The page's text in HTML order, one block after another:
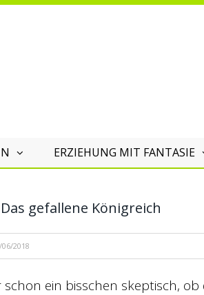
ERZIEHUNG MIT FANTASIE
gefallene Königreich
2018
schon ein bisschen skeptisch,